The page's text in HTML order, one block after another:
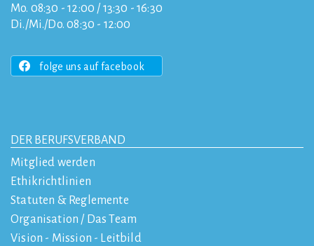
Mo. 08:30 - 12:00 / 13:30 - 16:30
Di./Mi./Do. 08:30 - 12:00
folge uns auf facebook
DER BERUFSVERBAND
Mitglied werden
Ethikrichtlinien
Statuten & Reglemente
Organisation / Das Team
Vision - Mission - Leitbild